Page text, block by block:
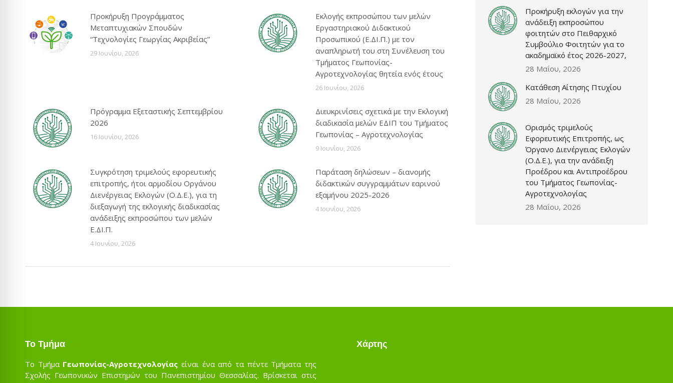
Προκήρυξη Προγράμματος
Μεταπτυχιακών Σπουδών
“Τεχνολογίες Γεωργίας Ακριβείας”
29 Ιουνίου, 2026
Εκλογής εκπροσώπου των μελών
Εργαστηριακού Διδακτικού
Προσωπικού (Ε.ΔΙ.Π.) με τον
αναπληρωτή του στη Συνέλευση του
Τμήματος Γεωπονίας-
Αγροτεχνολογίας θητεία ενός έτους
26 Ιουνίου, 2026
Πρόγραμμα Εξεταστικής Σεπτεμβρίου
2026
16 Ιουνίου, 2026
Διευκρινίσεις σχετικά με την Εκλογική
διαδικασία μελών ΕΔΙΠ του Τμήματος
Γεωπονίας – Αγροτεχνολογίας
9 Ιουνίου, 2026
Συγκρότηση τριμελούς εφορευτικής
επιτροπής, ήτοι αρμοδίου Οργάνου
Διενέργειας Εκλογών (Ο.Δ.Ε.), για τη
διεξαγωγή της εκλογικής διαδικασίας
ανάδειξης εκπροσώπου των μελών
Ε.ΔΙ.Π.
4 Ιουνίου, 2026
Παράταση δηλώσεων – διανομής
διδακτικών συγγραμμάτων εαρινού
εξαμήνου 2025-2026
4 Ιουνίου, 2026
Προκήρυξη εκλογών για την
ανάδειξη εκπροσώπου
φοιτητών στο Πειθαρχικό
Συμβούλιο Φοιτητών για το
ακαδημαϊκό έτος 2026-2027,
28 Μαΐου, 2026
Κατάθεση Αίτησης Πτυχίου
28 Μαΐου, 2026
Ορισμός τριμελούς
Εφορευτικής Επιτροπής, ως
Όργανο Διενέργειας Εκλογών
(Ο.Δ.Ε.), για την ανάδειξη
Προέδρου και Αντιπροέδρου
του Τμήματος Γεωπονίας-
Αγροτεχνολογίας
28 Μαΐου, 2026
Το Τμήμα
Το Τμήμα Γεωπονίας-Αγροτεχνολογίας είναι ένα από τα πέντε Τμήματα της
Σχολής Γεωπονικών Επιστημών του Πανεπιστημίου Θεσσαλίας. Βρίσκεται στις
Χάρτης